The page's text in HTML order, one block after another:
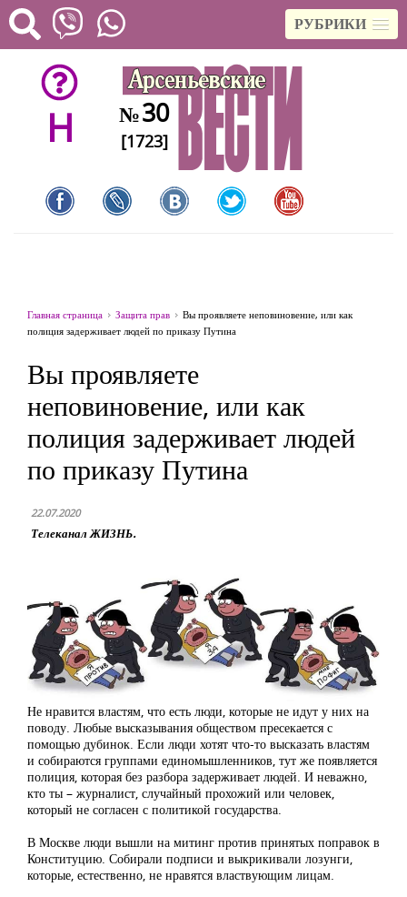
РУБРИКИ
H №30
[1723]
Главная страница Защита прав
Вы проявляете неповиновение, или как
полиция задерживает людей по приказу Путина
Вы проявляете
неповиновение, или как
полиция задерживает людей
по приказу Путина
22.07.2020
Телеканал ЖИЗНЬ.
Не нравится властям, что есть люди, которые не идут у них на
поводу. Любые высказывания обществом пресекается с
помощью дубинок. Если люди хотят что-то высказать властям
и собираются группами единомышленников, тут же появляется
полиция, которая без разбора задерживает людей. И неважно,
кто ты – журналист, случайный прохожий или человек,
который не согласен с политикой государства.
В Москве люди вышли на митинг против принятых поправок в
Конституцию. Собирали подписи и выкрикивали лозунги,
которые, естественно, не нравятся властвующим лицам.